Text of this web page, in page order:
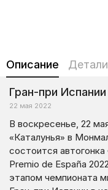
Описание Детали
Гран-при Испании
22 мая 2022
В воскресенье, 22
«Каталунья» в
состоится
Premio de España
этапом чемпионата